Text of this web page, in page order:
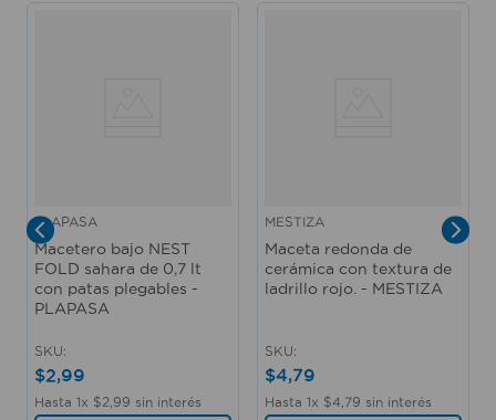
PLAPASA
Macetero bajo NEST
FOLD sahara de 0,7 lt
con patas plegables -
PLAPASA
SKU:
$2,99
Hasta 1x $2 99 sin interés
MESTIZA
Maceta redonda de
cerámica con textura de
ladrillo rojo. - MESTIZA
SKU:
$4,79
Hasta 1x $4 79 sin interés